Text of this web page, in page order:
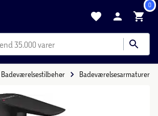
0
35.000 varer
Badeværelsestilbehør Badeværelsesarmaturer